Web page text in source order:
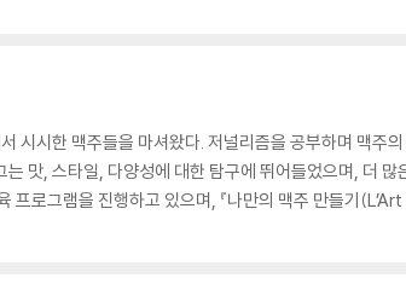
시시한 맥주들을 마셔왔다. 저널리즘을 공부하며 맥
는 맛, 스타일, 다양성에 대한 탐구에 뛰어들었으며, 더
프로그램을 진행하고 있으며, 『나만의 맥주 만들기